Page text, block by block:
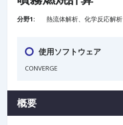
分野1: 熱流体解析、化学反応解析
使用ソフトウェア
CONVERGE
概要